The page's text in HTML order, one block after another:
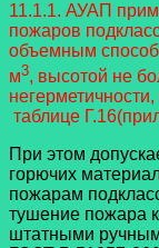
11.1.1. АУАП
пожаров
объемным
м3, высотой не
таблице
При этом
горючих
пожарам
тушение пожара
штатными